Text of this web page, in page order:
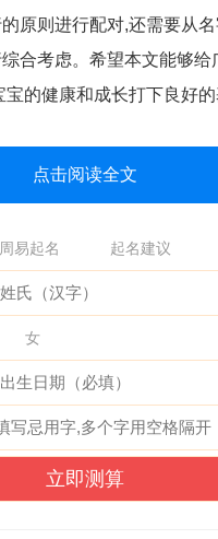
原则进行配对,还需要从
合考虑。希望本文能够给
的健康和成长打下良好的
点击阅读全文
周易起名 起名建议
女
立即测算